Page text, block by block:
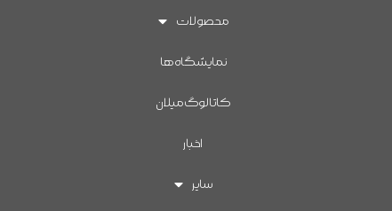
محصولات
نمایشگاه ها
کاتالوگ میلان
اخبار
سایر